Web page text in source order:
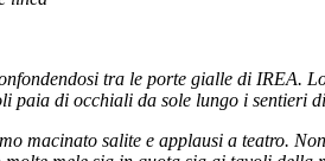
tra le porte gialle di IREA.
paia di occhiali da sole lungo i sentieri
macinato salite e applausi a teatro.